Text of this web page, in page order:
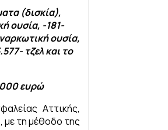
(δισκία),
ουσία, -181-
ουσία,
τζελ και το
ευρώ
Αττικής,
με τη μέθοδο της